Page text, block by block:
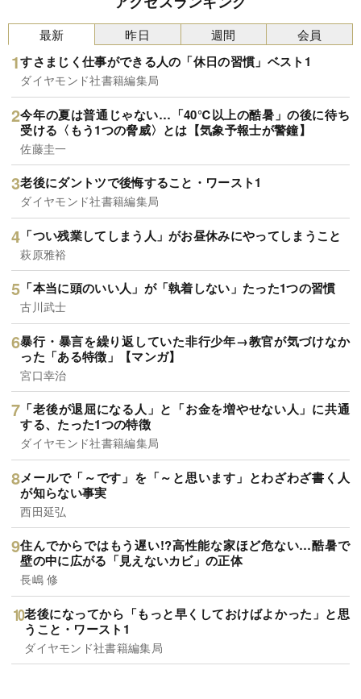
最新
すさまじく仕事ができる人の「休日の習慣」ベスト1
ダイヤモンド社書籍編集局
今年の夏は普通じゃない…「40℃以上の酷暑」の後に待ち
受ける〈もう1つの脅威〉とは【気象予報士が警鐘】
佐藤圭一
老後にダントツで後悔すること・ワースト1
ダイヤモンド社書籍編集局
「つい残業してしまう人」がお昼休みにやってしまうこと
萩原雅裕
「本当に頭のいい人」が「執着しない」たった1つの習慣
古川武士
暴行・暴言を繰り返していた非行少年→教官が気づけなか
った「ある特徴」【マンガ】
宮口幸治
「老後が退屈になる人」と「お金を増やせない人」に共通
する、たった1つの特徴
ダイヤモンド社書籍編集局
メールで「～です」を「～と思います」とわざわざ書く人
が知らない事実
西田延弘
住んでからではもう遅い!?高性能な家ほど危ない…酷暑で
壁の中に広がる「見えないカビ」の正体
長嶋 修
老後になってから「もっと早くしておけばよかった」と思
うこと・ワースト1
ダイヤモンド社書籍編集局
昨日 週間 会員